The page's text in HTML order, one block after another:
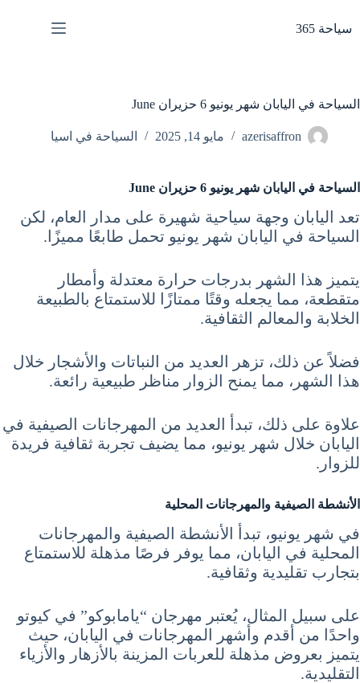
المحتوى
سياحة 365
السياحة في اليابان شهر يونيو 6 حزيران June
azerisaffron مايو 14, 2025 السياحة في اسيا
السياحة في اليابان شهر يونيو 6 حزيران June
تعد اليابان وجهة سياحية شهيرة على مدار العام، لكن
السياحة في اليابان شهر يونيو تحمل طابعًا مميزًا.
يتميز هذا الشهر بدرجات حرارة معتدلة وأمطار
متقطعة، مما يجعله وقتًا ممتازًا للاستمتاع بالطبيعة
الخلابة والمعالم الثقافية.
فضلاً عن ذلك، تزهر العديد من النباتات والأشجار خلال
هذا الشهر، مما يمنح الزوار مناظر طبيعية رائعة.
علاوة على ذلك، تبدأ العديد من المهرجانات الصيفية في
اليابان خلال شهر يونيو، مما يضيف تجربة ثقافية فريدة
للزوار.
الأنشطة الصيفية والمهرجانات المحلية
في شهر يونيو، تبدأ الأنشطة الصيفية والمهرجانات
المحلية في اليابان، مما يوفر فرصًا مذهلة للاستمتاع
بتجارب تقليدية وثقافية.
على سبيل المثال، يُعتبر مهرجان “يامابوكو” في كيوتو
واحدًا من أقدم وأشهر المهرجانات في اليابان، حيث
يتميز بعروض مذهلة للعربات المزينة بالأزهار والأزياء
التقليدية.